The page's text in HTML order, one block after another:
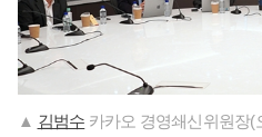
▲ 김범수 카카오 경영쇄신위원장(